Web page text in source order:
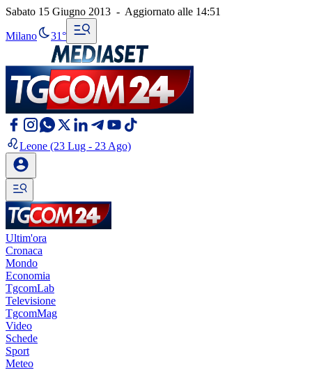
Sabato 15 Giugno 2013 - Aggiornato alle 14:51
Milano 31°
Leone (23 Lug - 23 Ago)
Ultim'ora
Cronaca
Mondo
Economia
TgcomLab
Televisione
TgcomMag
Video
Schede
Sport
Meteo